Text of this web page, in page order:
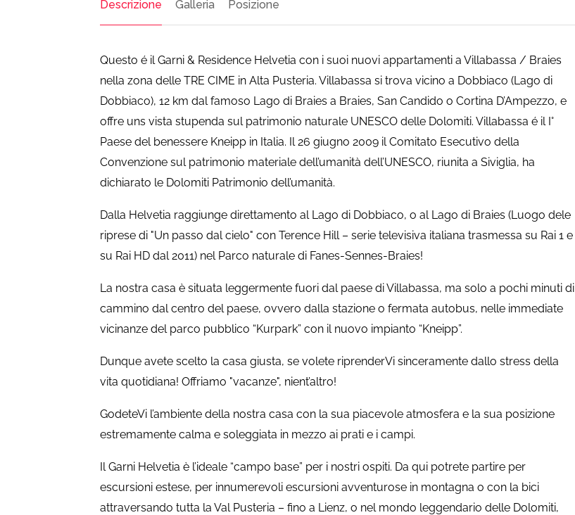
Descrizione Galleria Posizione
Questo é il Garni & Residence Helvetia con i suoi nuovi appartamenti a Villabassa / Braies
nella zona delle TRE CIME in Alta Pusteria. Villabassa si trova vicino a Dobbiaco (Lago di
Dobbiaco), 12 km dal famoso Lago di Braies a Braies, San Candido o Cortina D’Ampezzo, e
offre uns vista stupenda sul patrimonio naturale UNESCO delle Dolomiti. Villabassa é il I°
Paese del benessere Kneipp in Italia. Il 26 giugno 2009 il Comitato Esecutivo della
Convenzione sul patrimonio materiale dell’umanità dell’UNESCO, riunita a Siviglia, ha
dichiarato le Dolomiti Patrimonio dell’umanità.
Dalla Helvetia raggiunge direttamento al Lago di Dobbiaco, o al Lago di Braies (Luogo dele
riprese di "Un passo dal cielo" con Terence Hill – serie televisiva italiana trasmessa su Rai 1 e
su Rai HD dal 2011) nel Parco naturale di Fanes-Sennes-Braies!
La nostra casa è situata leggermente fuori dal paese di Villabassa, ma solo a pochi minuti di
cammino dal centro del paese, ovvero dalla stazione o fermata autobus, nelle immediate
vicinanze del parco pubblico “Kurpark” con il nuovo impianto “Kneipp”.
Dunque avete scelto la casa giusta, se volete riprenderVi sinceramente dallo stress della
vita quotidiana! Offriamo "vacanze", nient’altro!
GodeteVi l’ambiente della nostra casa con la sua piacevole atmosfera e la sua posizione
estremamente calma e soleggiata in mezzo ai prati e i campi.
Il Garni Helvetia è l’ideale “campo base” per i nostri ospiti. Da qui potrete partire per
escursioni estese, per innumerevoli escursioni avventurose in montagna o con la bici
attraversando tutta la Val Pusteria – fino a Lienz, o nel mondo leggendario delle Dolomiti,